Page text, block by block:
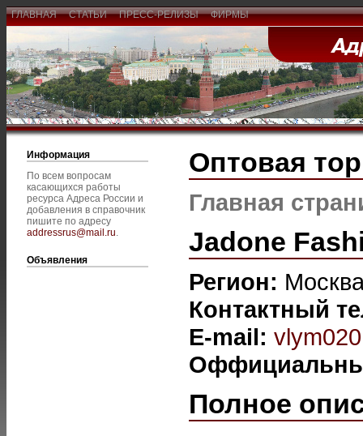
ГЛАВНАЯ СТАТЬИ ПРЕСС-РЕЛИЗЫ ФИРМЫ
Информация
По всем вопросам
касающихся работы
ресурса Адреса России и
добавления в справочник
пишите по адресу
addressrus@mail.ru.
Объявления
Оптовая
Главная
Jadone
Регион:
Контактный
E-mail:
Полное